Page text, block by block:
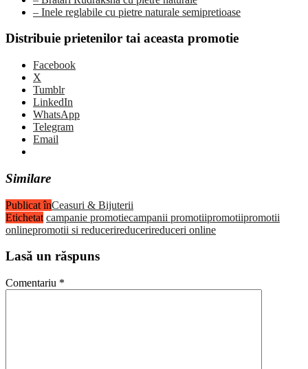
– Inele reglabile cu pietre naturale semipretioase
Distribuie prietenilor tai aceasta promotie
Facebook
X
Tumblr
LinkedIn
WhatsApp
Telegram
Email
Similare
Publicat înCeasuri & Bijuterii
Etichetat campanie promotiecampanii promotiipromotiipromotii
onlinepromotii si reducerireducerireduceri online
Lasă un răspuns
Comentariu *